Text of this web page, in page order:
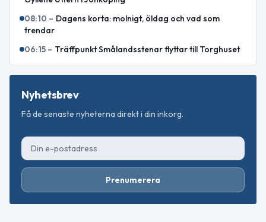
08:10 – Dagens korta: molnigt, öldag och vad som
trendar
06:15 – Träffpunkt Smålandsstenar flyttar till Torghuset
Nyhetsbrev
Få de senaste nyheterna direkt i din inkorg.
Prenumerera